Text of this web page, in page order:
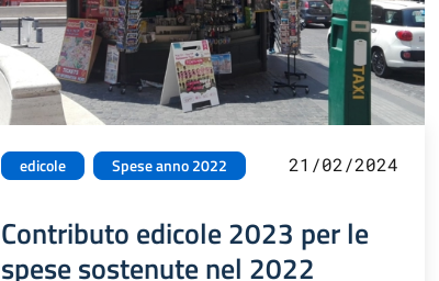
edicole Spese anno 2022 21/02/2024
Contributo edicole 2023 per le
spese sostenute nel 2022